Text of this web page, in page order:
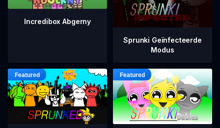
Incredibox Abgerny
Sprunki Geïnfecteerde
Modus